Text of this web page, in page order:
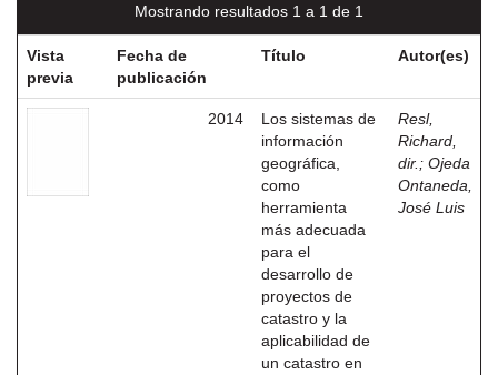
Mostrando resultados 1 a 1 de 1
Vista
previa
Fecha de
publicación
Título Autor(es)
2014
Los sistemas de
información
geográfica,
como
herramienta
más adecuada
para el
desarrollo de
proyectos de
catastro y la
aplicabilidad de
un catastro en
Resl,
Richard,
dir. ; Ojeda
Ontaneda,
José Luis